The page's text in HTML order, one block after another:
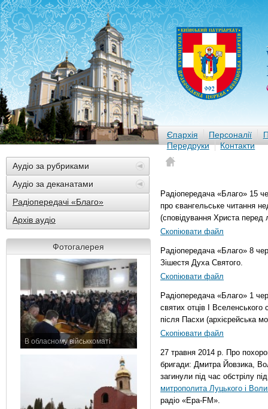
Єпархія Персоналії
Передруки
Контакти
Аудіо за рубриками
Аудіо за деканатами
Радіопередачі «Благо»
Архів аудіо
Фотогалерея
В обласному військкоматі
Радіопередача «Благо» 15
про євангельське читання
(сповідування Христа
Скопіювати файл
Радіопередача «Благо» 8
Зішестя Духа Святого.
Скопіювати файл
Радіопередача «Благо» 1
святих отців І Вселенського
після Пасхи (архієрейська
Скопіювати файл
27 травня 2014 р. Про
бригади: Дмитра Йовзика,
загинули під час обстрілу
митрополита Луцького і
радіо «Ера-FM».